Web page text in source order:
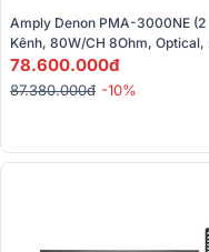
Amply Denon PMA-3000NE (2
Kênh, 80W/CH 8Ohm, Optical,
Coaxial)
78.600.000đ
87.380.000đ -10%